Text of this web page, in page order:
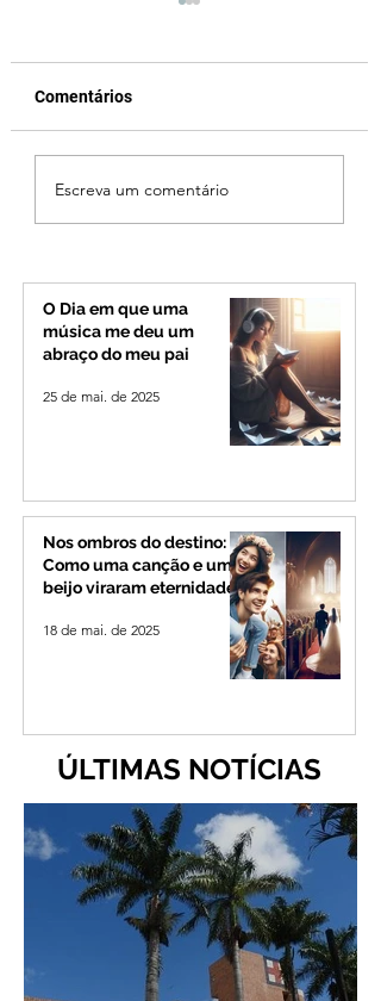
Criança de 2 anos
morre em capotamento
na Zona Rural de Ibiá
Comentários
Escreva um comentário
O Dia em que uma
música me deu um
abraço do meu pai
25 de mai. de 2025
Nos ombros do destino:
Como uma canção e um
beijo viraram eternidade
18 de mai. de 2025
ÚLTIMAS NOTÍCIAS